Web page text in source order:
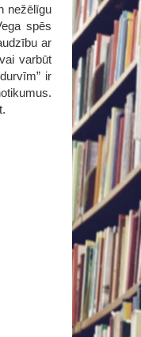
nežēlīgu
spēs
ar
varbūt
ir